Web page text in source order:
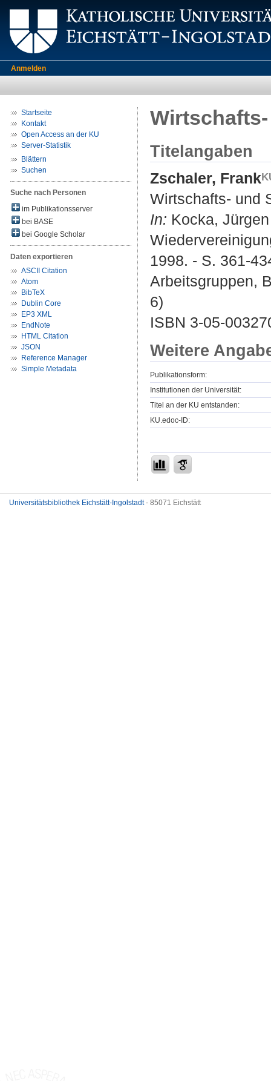
Anmelden
Startseite
Kontakt
Open Access an der KU
Server-Statistik
Blättern
Suchen
Suche nach Personen
im Publikationsserver
bei BASE
bei Google Scholar
Daten exportieren
ASCII Citation
Atom
BibTeX
Dublin Core
EP3 XML
EndNote
HTML Citation
JSON
Reference Manager
Simple Metadata
Titelangaben
Zschaler, Frank
Wirtschafts- und
In: Kocka,
1998. - S. 361-
Arbeitsgruppen,
6)
ISBN 3-05-
Weitere
Publikationsform:
Institutionen der Universität:
Titel an der KU entstanden:
KU.edoc-ID:
Universitätsbibliothek Eichstätt-Ingolstadt- 85071 Eichstätt